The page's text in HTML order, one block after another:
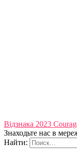
Відзнака 2023
Знаходьте нас в
Найти: